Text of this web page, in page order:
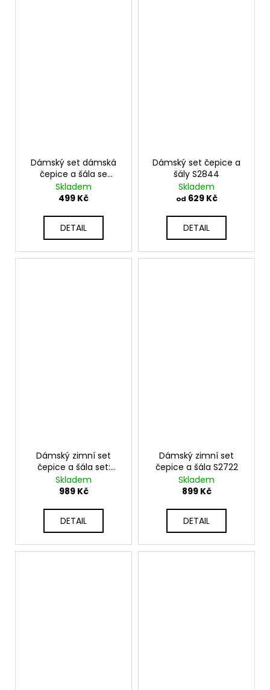
Dámský set dámská
čepice a šála se
zirkony S2862
Skladem
499 Kč
DETAIL
Dámský set čepice a
šály S2844
Skladem
od 629 Kč
DETAIL
Dámský zimní set
čepice a šála set:
čepice s bambulí a
dlouhý pletený šátek
Skladem
989 Kč
DETAIL
Dámský zimní set
čepice a šála S2722
Skladem
899 Kč
DETAIL